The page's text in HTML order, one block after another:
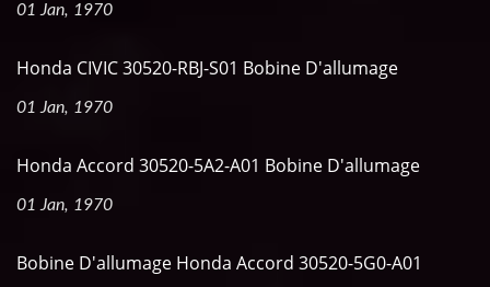
01 Jan, 1970
Honda CIVIC 30520-RBJ-S01 Bobine D'allumage
01 Jan, 1970
Honda Accord 30520-5A2-A01 Bobine D'allumage
01 Jan, 1970
Bobine D'allumage Honda Accord 30520-5G0-A01